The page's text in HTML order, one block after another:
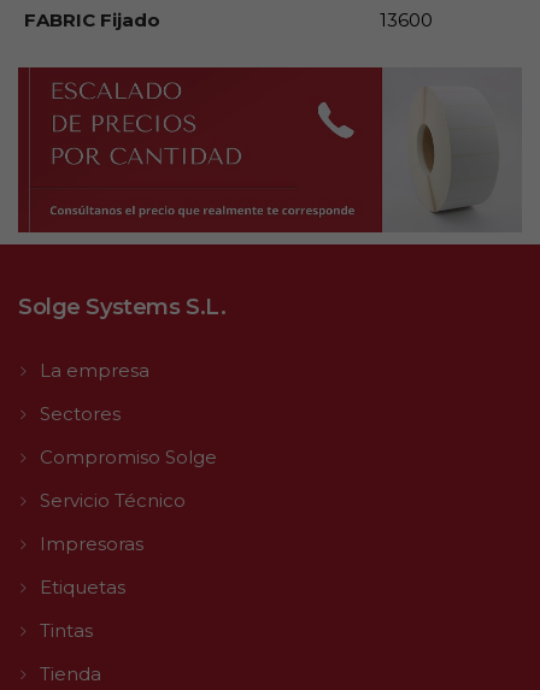
FABRIC Fijado
13600
Solge Systems S.L.
La empresa
Sectores
Compromiso Solge
Servicio Técnico
Impresoras
Etiquetas
Tintas
Tienda